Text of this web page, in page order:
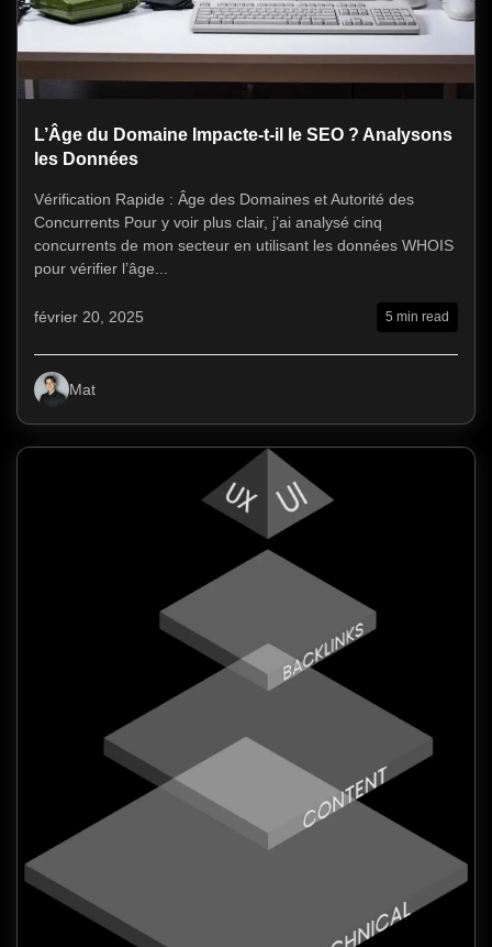
L’Âge du Domaine Impacte-t-il le SEO ? Analysons
les Données
Vérification Rapide : Âge des Domaines et Autorité des
Concurrents Pour y voir plus clair, j’ai analysé cinq
concurrents de mon secteur en utilisant les données WHOIS
pour vérifier l’âge...
février 20, 2025 5 min read
Mat